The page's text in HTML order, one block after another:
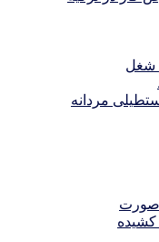
شغل
مردانه
صورت
کشیده